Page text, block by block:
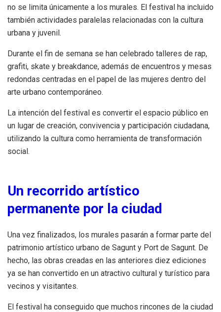
no se limita únicamente a los murales. El festival ha incluido
también actividades paralelas relacionadas con la cultura
urbana y juvenil.
Durante el fin de semana se han celebrado talleres de rap,
grafiti, skate y breakdance, además de encuentros y mesas
redondas centradas en el papel de las mujeres dentro del
arte urbano contemporáneo.
La intención del festival es convertir el espacio público en
un lugar de creación, convivencia y participación ciudadana,
utilizando la cultura como herramienta de transformación
social.
Un recorrido artístico
permanente por la ciudad
Una vez finalizados, los murales pasarán a formar parte del
patrimonio artístico urbano de Sagunt y Port de Sagunt. De
hecho, las obras creadas en las anteriores diez ediciones
ya se han convertido en un atractivo cultural y turístico para
vecinos y visitantes.
El festival ha conseguido que muchos rincones de la ciudad